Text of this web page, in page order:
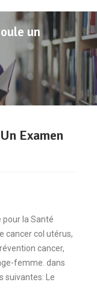
un
Examen
pour la Santé
cancer col utérus,
cancer,
femme. dans
suivantes: Le